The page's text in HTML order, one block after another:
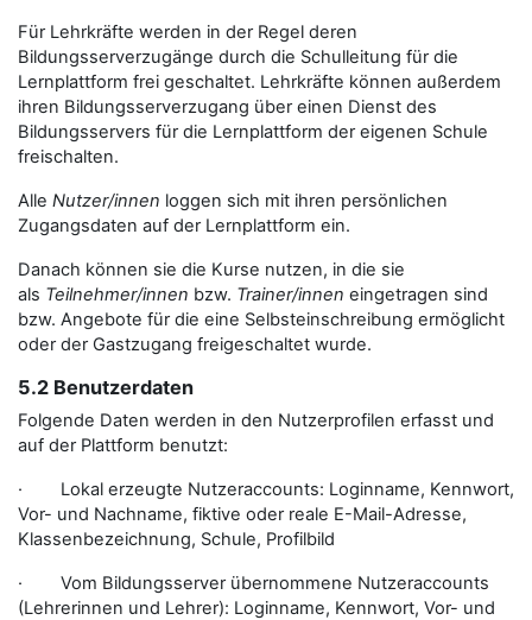
Für Lehrkräfte werden in der Regel deren
Bildungsserverzugänge durch die Schulleitung für die
Lernplattform frei geschaltet. Lehrkräfte können außerdem
ihren Bildungsserverzugang über einen Dienst des
Bildungsservers für die Lernplattform der eigenen Schule
freischalten.
Alle Nutzer/innen loggen sich mit ihren persönlichen
Zugangsdaten auf der Lernplattform ein.
Danach können sie die Kurse nutzen, in die sie
als Teilnehmer/innen bzw. Trainer/innen eingetragen sind
bzw. Angebote für die eine Selbsteinschreibung ermöglicht
oder der Gastzugang freigeschaltet wurde.
5.2 Benutzerdaten
Folgende Daten werden in den Nutzerprofilen erfasst und
auf der Plattform benutzt:
· Lokal erzeugte Nutzeraccounts: Loginname, Kennwort,
Vor- und Nachname, fiktive oder reale E-Mail-Adresse,
Klassenbezeichnung, Schule, Profilbild
· Vom Bildungsserver übernommene Nutzeraccounts
(Lehrerinnen und Lehrer): Loginname, Kennwort, Vor- und